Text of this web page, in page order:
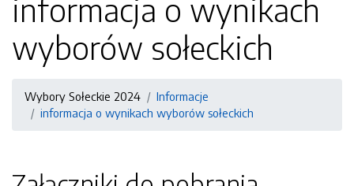
informacja o wynikach
wyborów sołeckich
Wybory Sołeckie 2024
Informacje
informacja o wynikach wyborów sołeckich